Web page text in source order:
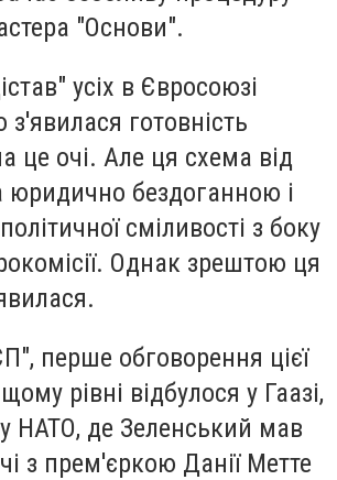
"Основи".
усіх в Євросоюзі
з'явилася готовність
це очі. Але ця схема від
юридично бездоганною і
сміливості з боку
Однак зрештою ця
перше обговорення цієї
рівні відбулося у Гаазі,
НАТО, де Зеленський мав
з прем'єркою Данії Метте